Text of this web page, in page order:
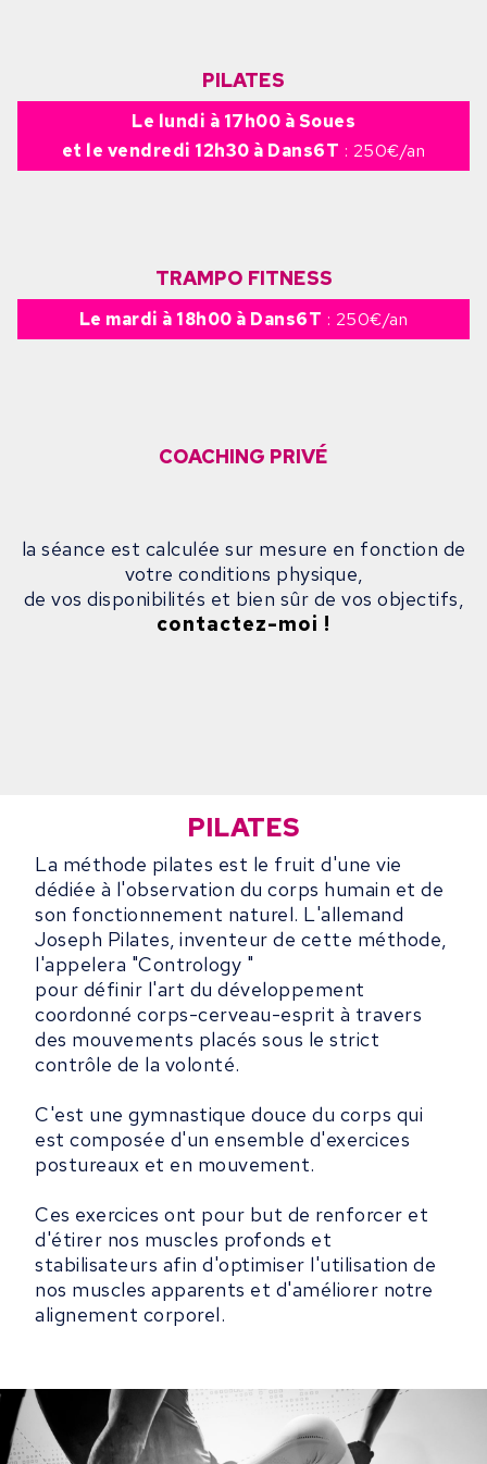
PILATES
Le lundi à 17h00 à Soues
et le vendredi 12h30 à Dans6T : 250€/an
TRAMPO FITNESS
Le mardi à 18h00 à Dans6T : 250€/an
COACHING PRIVÉ
la séance est calculée sur mesure en fonction de
votre conditions physique,
de vos disponibilités et bien sûr de vos objectifs,
contactez-moi !
PILATES
La méthode pilates est le fruit d'une vie
dédiée à l'observation du corps humain et de
son fonctionnement naturel. L'allemand
Joseph Pilates, inventeur de cette méthode,
l'appelera "Contrology "
pour définir l'art du développement
coordonné corps-cerveau-esprit à travers
des mouvements placés sous le strict
contrôle de la volonté.
C'est une gymnastique douce du corps qui
est composée d'un ensemble d'exercices
postureaux et en mouvement.
Ces exercices ont pour but de renforcer et
d'étirer nos muscles profonds et
stabilisateurs afin d'optimiser l'utilisation de
nos muscles apparents et d'améliorer notre
alignement corporel.